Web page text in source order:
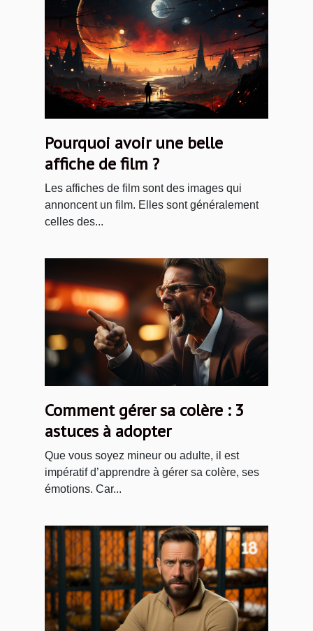
Pourquoi avoir une belle
affiche de film ?
Les affiches de film sont des images qui
annoncent un film. Elles sont généralement
celles des...
Comment gérer sa colère : 3
astuces à adopter
Que vous soyez mineur ou adulte, il est
impératif d’apprendre à gérer sa colère, ses
émotions. Car...